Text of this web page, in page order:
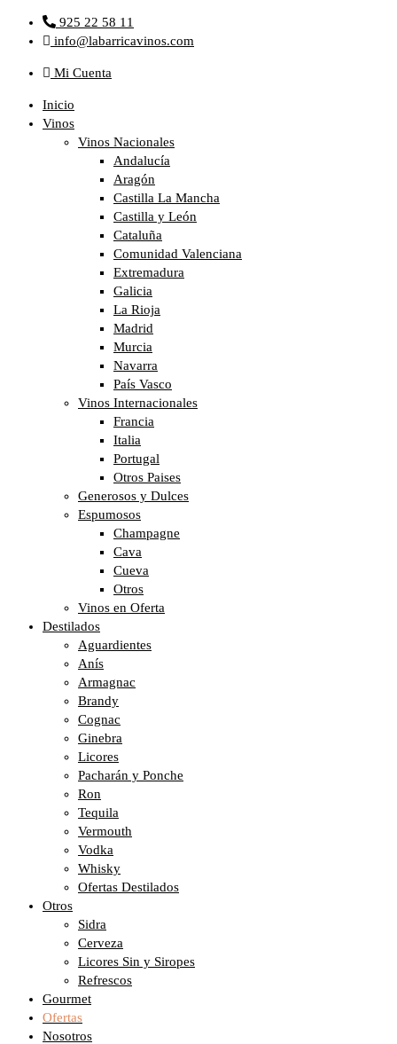
925 22 58 11
info@labarricavinos.com
Mi Cuenta
Inicio
Vinos
Vinos Nacionales
Andalucía
Aragón
Castilla La Mancha
Castilla y León
Cataluña
Comunidad Valenciana
Extremadura
Galicia
La Rioja
Madrid
Murcia
Navarra
País Vasco
Vinos Internacionales
Francia
Italia
Portugal
Otros Paises
Generosos y Dulces
Espumosos
Champagne
Cava
Cueva
Otros
Vinos en Oferta
Destilados
Aguardientes
Anís
Armagnac
Brandy
Cognac
Ginebra
Licores
Pacharán y Ponche
Ron
Tequila
Vermouth
Vodka
Whisky
Ofertas Destilados
Otros
Sidra
Cerveza
Licores Sin y Siropes
Refrescos
Gourmet
Ofertas
Nosotros